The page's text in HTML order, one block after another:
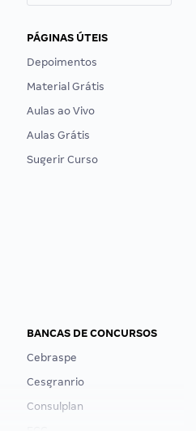
PÁGINAS ÚTEIS
Depoimentos
Material Grátis
Aulas ao Vivo
Aulas Grátis
Sugerir Curso
BANCAS DE CONCURSOS
Cebraspe
Cesgranrio
Consulplan